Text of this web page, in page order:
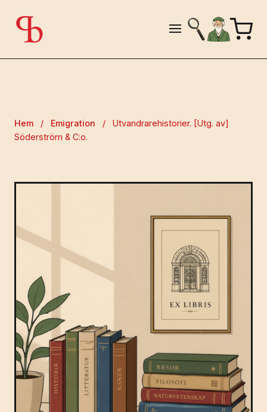
Hem / Emigration /
Utvandrarehistorier. [Utg. av]
Söderström & C:o.